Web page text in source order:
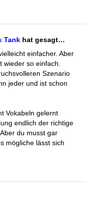
Tank hat gesagt…
einfacher. Aber
so einfach.
Szenario
jeder und ist schon
Vokabeln gelernt
endlich der richtige
du musst gar
mögliche lässt sich